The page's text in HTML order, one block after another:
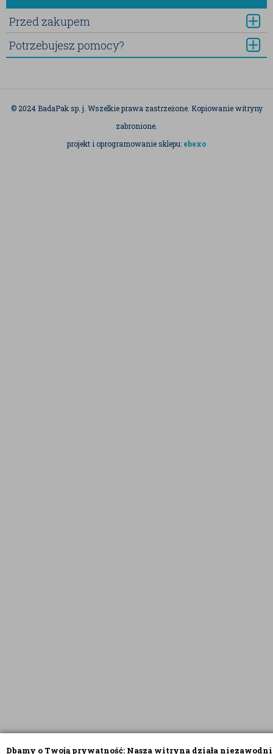
Dbamy o Twoją prywatność: Nasza witryna działa
Przed zakupem
Potrzebujesz pomocy?
© 2024 BadaPak sp. j. Wszelkie prawa zastrzeżone. Kopiowanie witryny
zabronione.
projekt i oprogramowanie sklepu: ebexo